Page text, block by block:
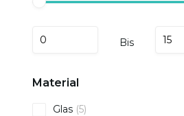
Bis
Material
Glas (5)